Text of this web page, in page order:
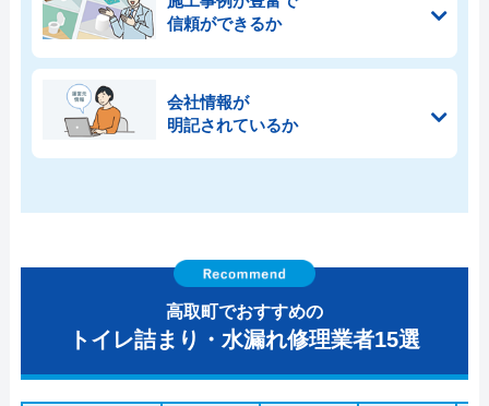
信頼ができるか
会社情報が
明記されているか
高取町でおすすめの
トイレ詰まり・水漏れ修理業者15選